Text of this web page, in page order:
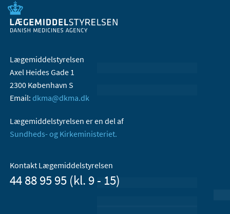
Lægemiddelstyrelsen
Axel Heides Gade 1
2300 København S
Email: dkma@dkma.dk
Lægemiddelstyrelsen er en del af
Sundheds- og Kirkeministeriet.
Kontakt Lægemiddelstyrelsen
44 88 95 95 (kl. 9 - 15)